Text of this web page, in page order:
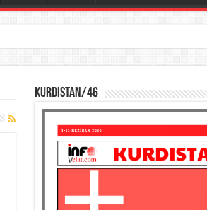
KURDISTAN/46